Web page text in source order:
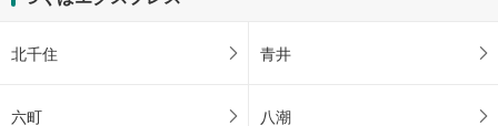
北千住 青井
六町 八潮